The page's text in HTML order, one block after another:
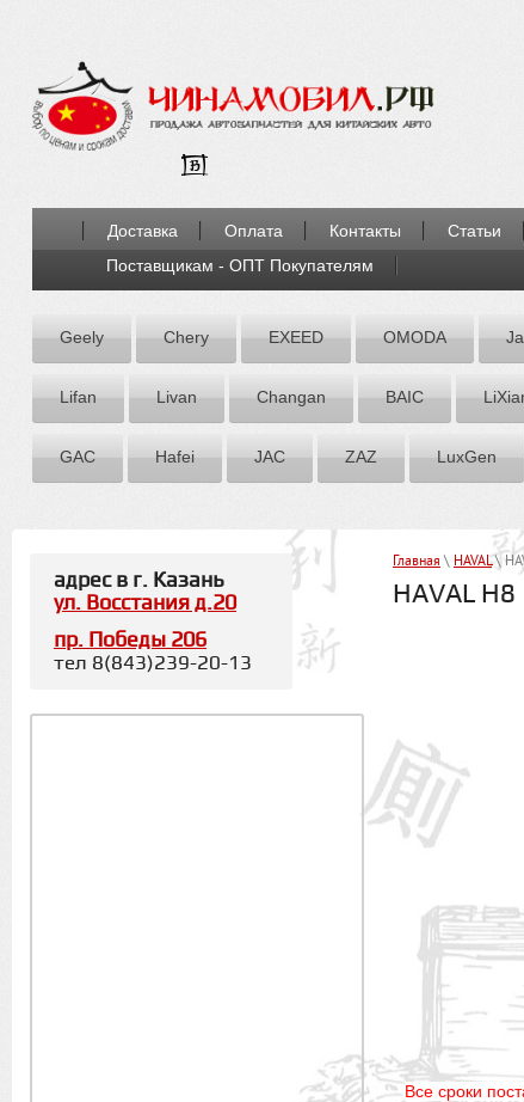
Доставка Оплата Контакты Статьи
Поставщикам - ОПТ Покупателям
Geely Chery EXEED OMODA
Lifan Livan Chаngаn BAIC
GAC Hafei JAC ZАZ LuxGen
Главная \ HAVAL\
HAVAL H8
Все сроки
адрес в г. Казань
ул. Восстания д.20
пр. Победы 206
тел 8(843)239-20-13